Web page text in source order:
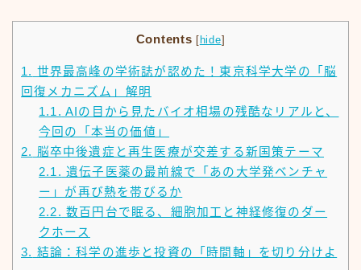
Contents [ hide]
1. 世界最高峰の学術誌が認めた！東京科学大学の「脳
回復メカニズム」解明
1.1. AIの目から見たバイオ相場の残酷なリアルと、
今回の「本当の価値」
2. 脳卒中後遺症と再生医療が交差する新国策テーマ
2.1. 遺伝子医薬の最前線で「あの大学発ベンチャ
ー」が再び熱を帯びるか
2.2. 数百円台で眠る、細胞加工と神経修復のダー
クホース
3. 結論：科学の進歩と投資の「時間軸」を切り分けよ